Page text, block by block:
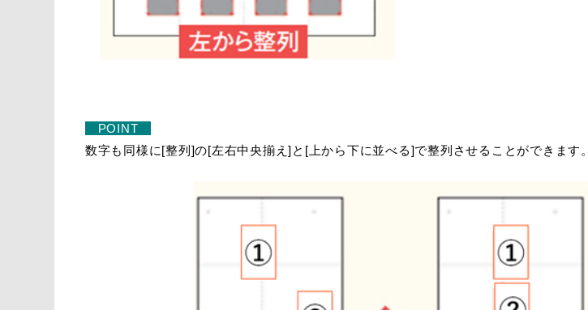
POINT
数字も同様に[整列]の[左右中央揃え]と[上から下に並べる]で整列させることができます。